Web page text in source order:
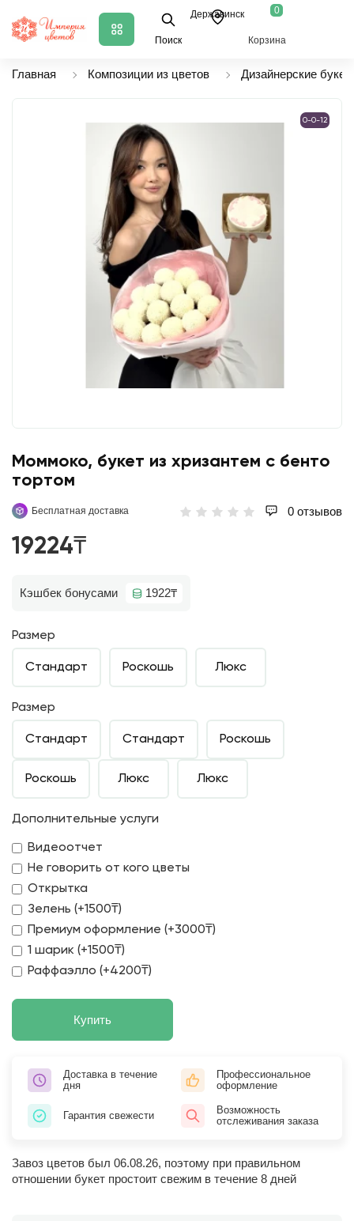
Поиск
Державинск 0
Корзина
Главная Композиции из цветов Дизайнерские
0-0-12
Моммоко, букет из хризантем с бенто
тортом
Бесплатная доставка 0 отзывов
19224₸
Кэшбек бонусами 1922₸
Размер
Стандарт Роскошь Люкс
Размер
Стандарт Стандарт Роскошь
Роскошь Люкс Люкс
Дополнительные услуги
Видеоотчет
Не говорить от кого цветы
Открытка
Зелень (+1500₸)
Премиум оформление (+3000₸)
1 шарик (+1500₸)
Раффаэлло (+4200₸)
Купить
Доставка в течение
дня
Профессиональное
оформление
Гарантия свежести
Возможность
отслеживания заказа
Завоз цветов был 06.08.26, поэтому при правильном
отношении букет простоит свежим в течение 8 дней